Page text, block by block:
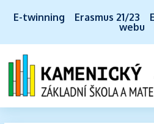
E-twinning Erasmus 21/23
webu